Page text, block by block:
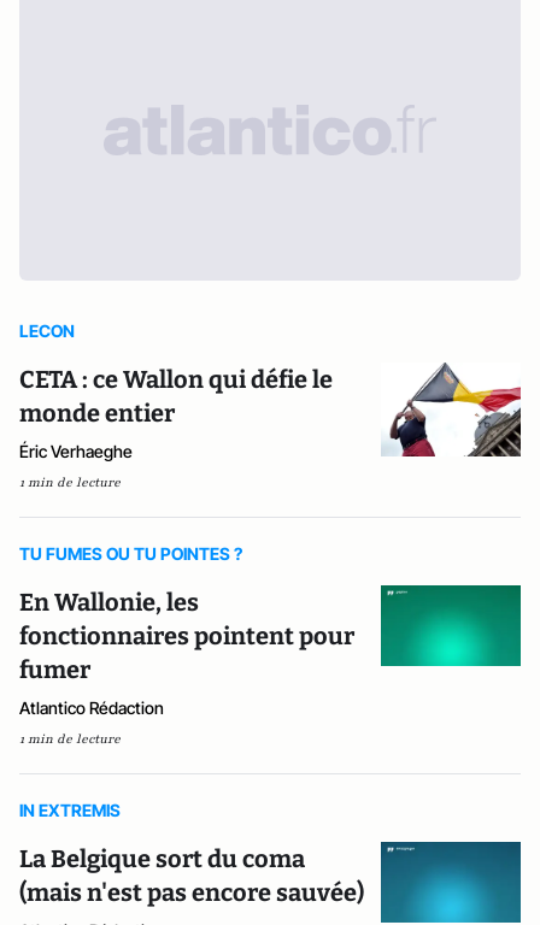
LECON
CETA : ce Wallon qui défie le
monde entier
Éric Verhaeghe
1 min de lecture
TU FUMES OU TU POINTES ?
En Wallonie, les
fonctionnaires pointent pour
fumer
Atlantico Rédaction
1 min de lecture
IN EXTREMIS
La Belgique sort du coma
(mais n'est pas encore sauvée)